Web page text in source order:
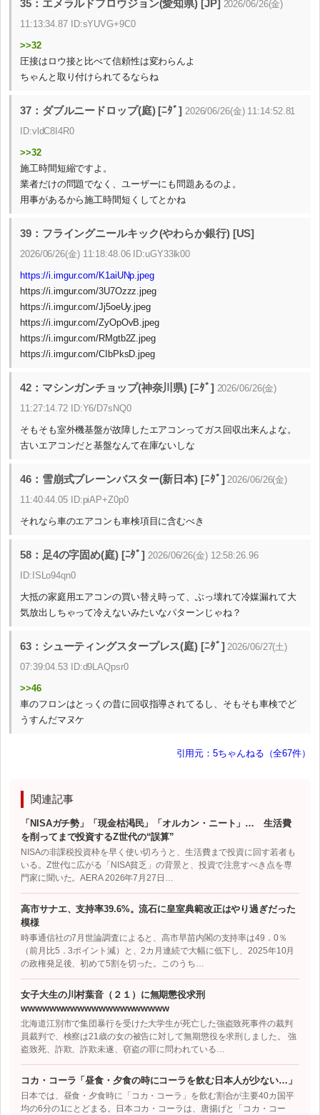
35：エメラルドフロウジョン(愛知県) [JP] 2026/06/26(金)
11:13:34.87 ID:sYUVG+9C0
>>32
圧接はロウ接と比べて信頼性は変わらんよ
ちゃんと取り付けられてるならね
37：ダブルニードロップ(庭) [ﾆﾀﾞ] 2026/06/26(金) 11:14:52.81
ID:vldC8I4R0
>>32
施工時間短縮ですよ。
業者だけの問題でなく、ユーザーにも問題あるのよ。
用事があるから施工時間短くしてとかね
39：フライングニールキック(やわらか銀行) [US]
2026/06/26(金) 11:18:48.06 ID:uGY33lk00
https://i.imgur.com/K1aiUNp.jpeg
https://i.imgur.com/3U7Ozzz.jpeg
https://i.imgur.com/Jj5oeUy.jpeg
https://i.imgur.com/ZyOpOvB.jpeg
https://i.imgur.com/RMgtb2Z.jpeg
https://i.imgur.com/CIbPksD.jpeg
42：マシンガンチョップ(神奈川県) [ﾆﾀﾞ] 2026/06/26(金)
11:27:14.72 ID:Y6/D7sNQ0
そもそも室外機基盤が故障したエアコンってガス回収出来んよな。
古いエアコンだと基盤なんて在庫ないしな
46：雪崩式ブレーンバスター(新日本) [ﾆﾀﾞ] 2026/06/26(金)
11:40:44.05 ID:piAP+Z0p0
それなら車のエアコンも車検項目に含むべき
58：足4の字固め(庭) [ﾆﾀﾞ] 2026/06/26(金) 12:58:26.96
ID:ISLo94qn0
大抵の家庭用エアコンの買い替え時って、ぶっ壊れて冷媒漏れて大
気放出しちゃって冷えないみたいなパターンじゃね？
63：シューティングスタープレス(庭) [ﾆﾀﾞ] 2026/06/27(土)
07:39:04.53 ID:d9LAQpsr0
>>46
車のフロンはとっくの昔に回収指導されてるし、そもそも車検でど
うすんだマヌケ
引用元：5ちゃんねる（全67件）
関連記事
「NISAガチ勢」「現金枯渇民」「オルカン・ニート」… 生活費
を削ってまで投資するZ世代の“誤算”
NISAの非課税投資枠を早く使い切ろうと、生活費まで投資に回す若者も
いる。Z世代に広がる「NISA貧乏」の背景と、投資で注意すべき点を専
門家に聞いた。AERA 2026年7月27日…
高市サナエ、支持率39.6%。流石に皇室典範改正はやり過ぎだった
模様
時事通信社の7月世論調査によると、高市早苗内閣の支持率は49．0％
（前月比5．3ポイント減）と、2カ月連続で大幅に低下し、2025年10月
の政権発足後、初めて5割を切った。このうち…
女子大生の川村葉音（２１）に無期懲役求刑
wwwwwwwwwwwwwwwwwwwww
北海道江別市で集団暴行を受けた大学生が死亡した強盗致死事件の裁判
員裁判で、検察は21歳の女の被告に対して無期懲役を求刑しました。 強
盗致死、詐欺、詐欺未遂、窃盗の罪に問われている…
コカ・コーラ「昼食・夕食の時にコーラを飲む日本人が少ない…」
日本では、昼食・夕食時に「コカ・コーラ」を飲む割合が主要40カ国平
均の6分の1にとどまる。日本コカ・コーラは、唐揚げと「コカ・コー